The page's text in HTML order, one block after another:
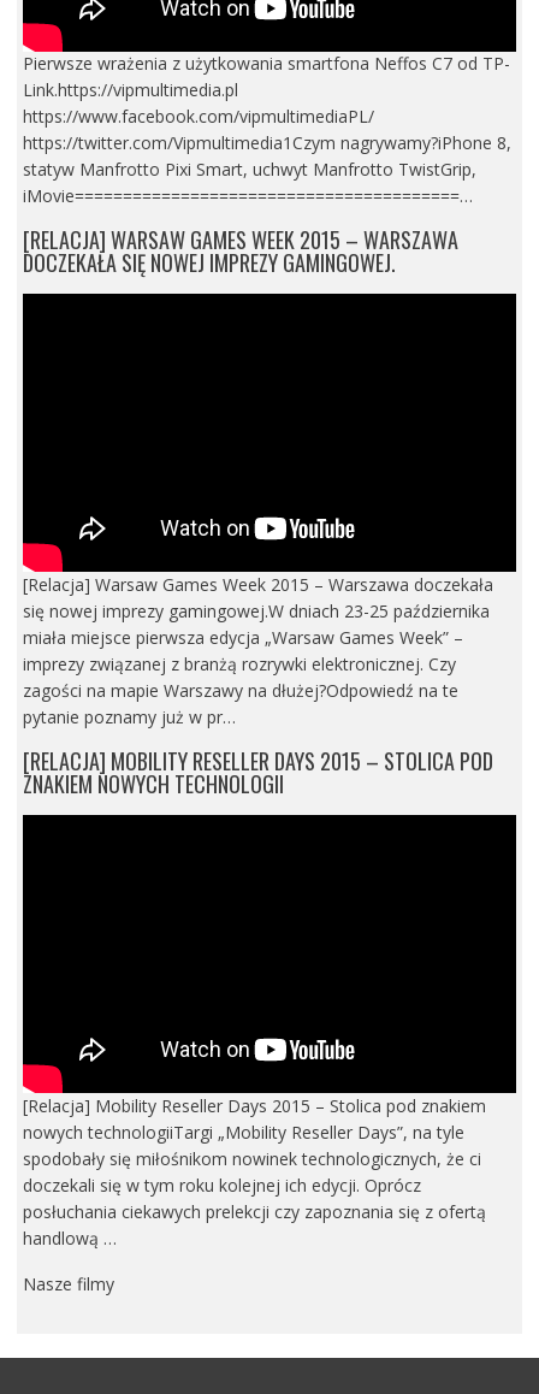
Pierwsze wrażenia z użytkowania smartfona Neffos C7 od TP-
Link.https://vipmultimedia.pl
https://www.facebook.com/vipmultimediaPL/
https://twitter.com/Vipmultimedia1Czym nagrywamy?iPhone 8,
statyw Manfrotto Pixi Smart, uchwyt Manfrotto TwistGrip,
iMovie========================================…
[RELACJA] WARSAW GAMES WEEK 2015 – WARSZAWA
DOCZEKAŁA SIĘ NOWEJ IMPREZY GAMINGOWEJ.
[Relacja] Warsaw Games Week 2015 – Warszawa doczekała
się nowej imprezy gamingowej.W dniach 23-25 października
miała miejsce pierwsza edycja „Warsaw Games Week” –
imprezy związanej z branżą rozrywki elektronicznej. Czy
zagości na mapie Warszawy na dłużej?Odpowiedź na te
pytanie poznamy już w pr…
[RELACJA] MOBILITY RESELLER DAYS 2015 – STOLICA POD
ZNAKIEM NOWYCH TECHNOLOGII
[Relacja] Mobility Reseller Days 2015 – Stolica pod znakiem
nowych technologiiTargi „Mobility Reseller Days”, na tyle
spodobały się miłośnikom nowinek technologicznych, że ci
doczekali się w tym roku kolejnej ich edycji. Oprócz
posłuchania ciekawych prelekcji czy zapoznania się z ofertą
handlową …
Nasze filmy